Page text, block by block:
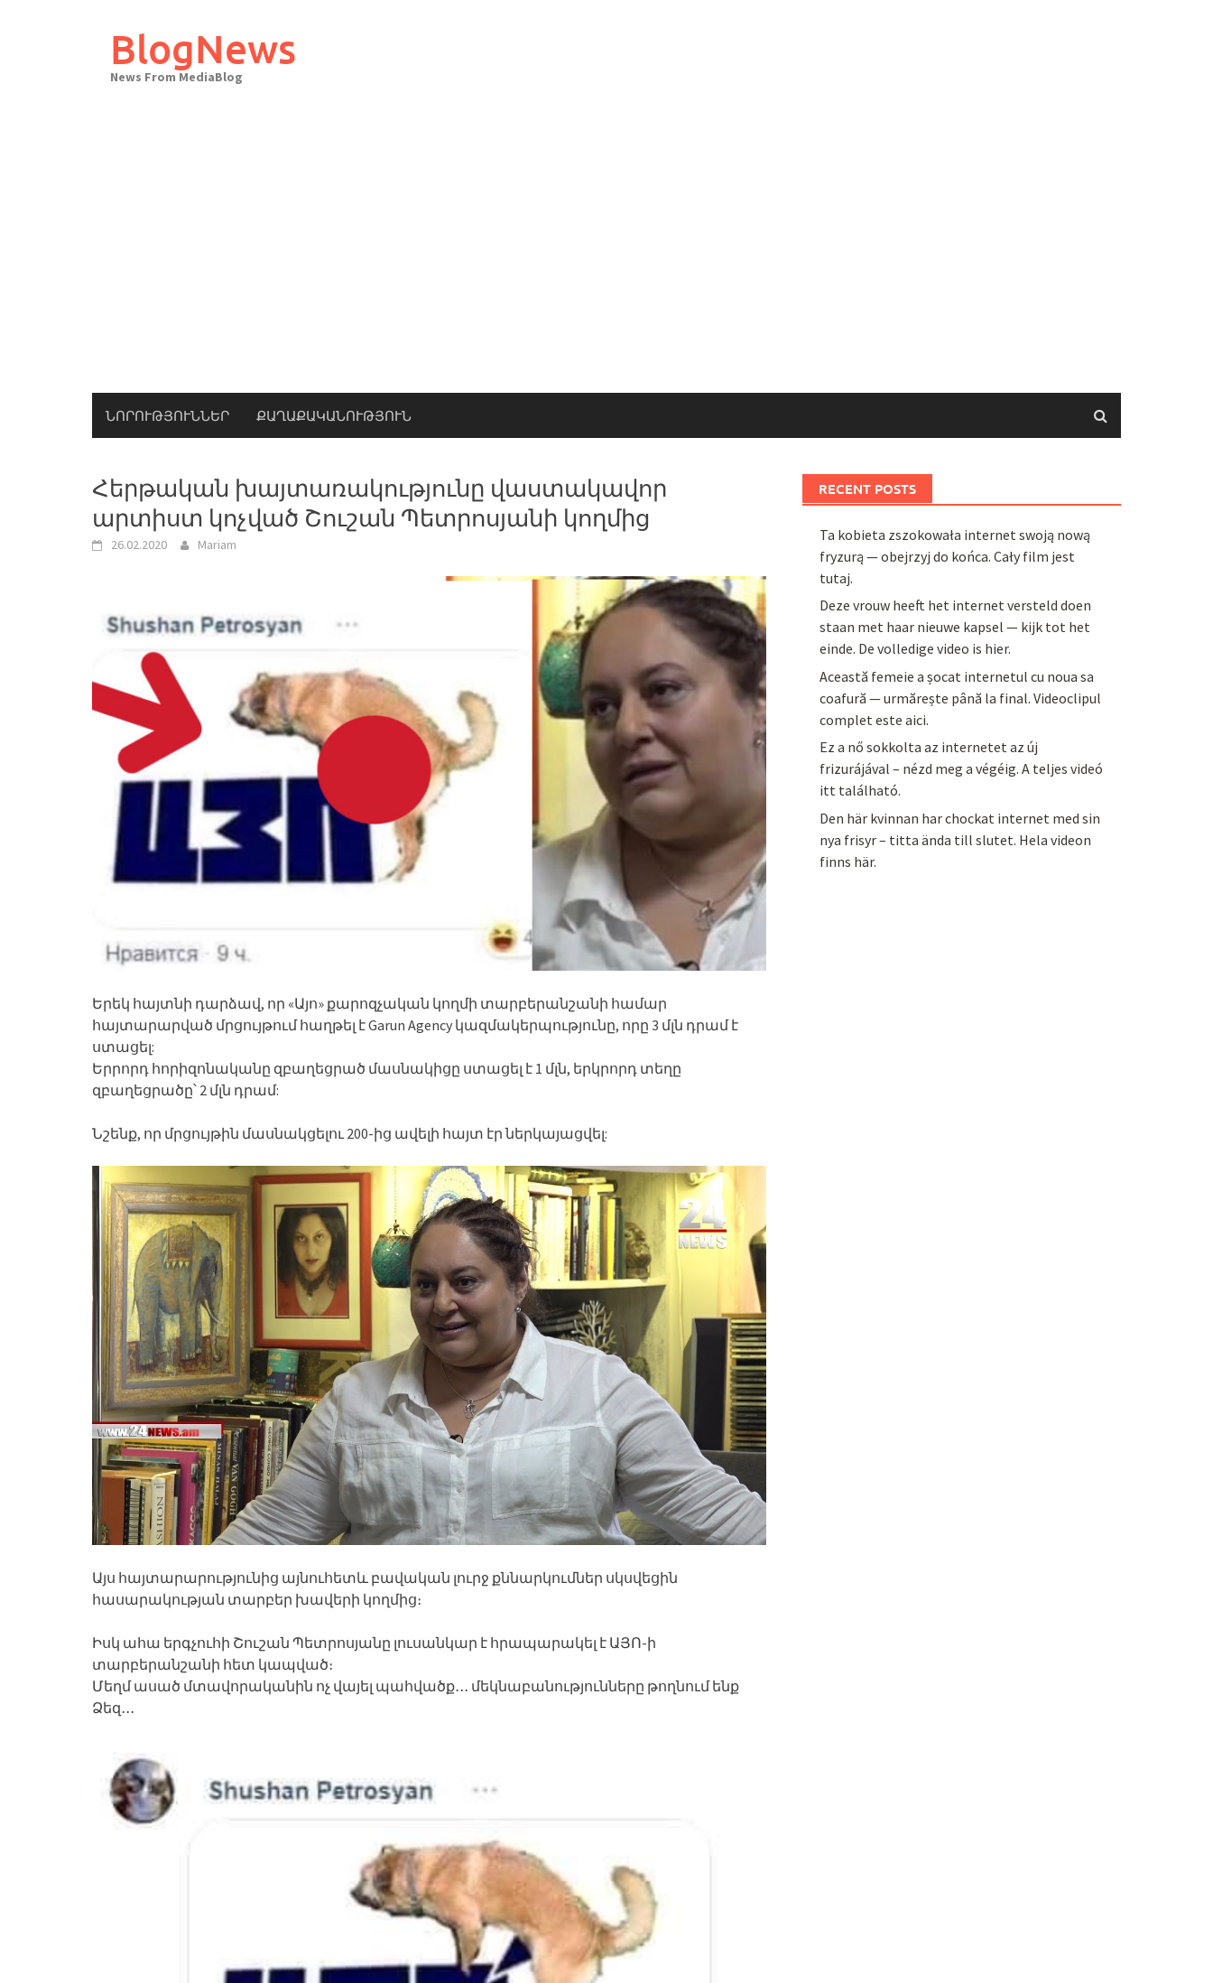
BlogNews
News From MediaBlog
ՆՈՐՈՒԹՅՈՒՆՆԵՐ ՔԱՂԱՔԱԿԱՆՈՒԹՅՈՒՆ
Հերթական խայտառակությունը վաստակավոր
արտիստ կոչված Շուշան Պետրոսյանի կողմից
26.02.2020 Mariam
Երեկ հայտնի դարձավ, որ «Այո» քարոզչական կողմի տարբերանշանի համար
հայտարարված մրցույթում հաղթել է Garun Agency կազմակերպությունը, որը 3 մլն դրամ է
ստացել:
Երրորդ հորիզոնականը զբաղեցրած մասնակիցը ստացել է 1 մլն, երկրորդ տեղը
զբաղեցրածը՝ 2 մլն դրամ:
Նշենք, որ մրցույթին մասնակցելու 200-ից ավելի հայտ էր ներկայացվել:
Այս հայտարարությունից այնուհետև բավական լուրջ քննարկումներ սկսվեցին
հասարակության տարբեր խավերի կողմից։
Իսկ ահա երգչուհի Շուշան Պետրոսյանը լուսանկար է հրապարակել է ԱՅՈ-ի
տարբերանշանի հետ կապված։
Մեղմ ասած մտավորականին ոչ վայել պահվածք․․․ մեկնաբանությունները թողնում ենք
Ձեզ․․․
RECENT POSTS
Ta kobieta zszokowała internet swoją nową
fryzurą — obejrzyj do końca. Cały film jest
tutaj.
Deze vrouw heeft het internet versteld doen
staan met haar nieuwe kapsel — kijk tot het
einde. De volledige video is hier.
Această femeie a șocat internetul cu noua sa
coafură — urmărește până la final. Videoclipul
complet este aici.
Ez a nő sokkolta az internetet az új
frizurájával – nézd meg a végéig. A teljes videó
itt található.
Den här kvinnan har chockat internet med sin
nya frisyr – titta ända till slutet. Hela videon
finns här.